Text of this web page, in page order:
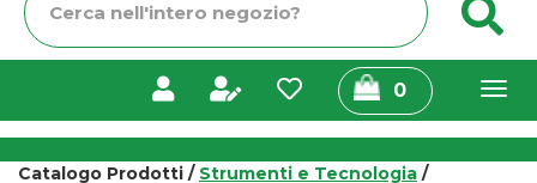
Prodotto
0prodotti
inseriti
Catalogo Prodotti / Strumenti e Tecnologia /